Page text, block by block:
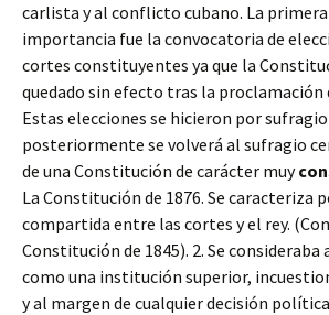
carlista y al conflicto cubano. La
importancia fue la convocatoria de
cortes constituyentes ya que la
quedado sin efecto tras la proclamación
Estas elecciones se hicieron por
posteriormente se volverá al sufragio
de una Constitución de carácter muy
La Constitución de 1876. Se caracteriza
compartida entre las cortes y el rey.
Constitución de 1845). 2. Se consideraba
como una institución superior,
y al margen de cualquier decisión